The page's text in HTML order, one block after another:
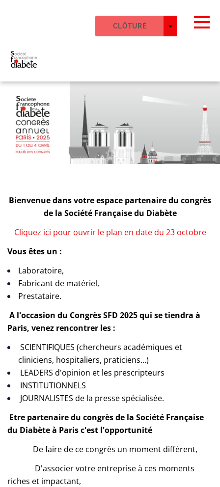
CLÔTURÉ TOGGLE
COLLOQUIUM
Bienvenue dans votre espace partenaire du congrès
de la Société Française du Diabète
Cliquez ici pour ouvrir le plan en date du 23 octobre
Vous êtes un :
Laboratoire,
Fabricant de matériel,
Prestataire.
A l'occasion du Congrès SFD 2025 qui se tiendra à
Paris, venez rencontrer les :
SCIENTIFIQUES (chercheurs académiques et
cliniciens, hospitaliers, praticiens...)
LEADERS d'opinion et les prescripteurs
INSTITUTIONNELS
JOURNALISTES de la presse spécialisée.
Etre partenaire du congrès de la Société Française
du Diabète à Paris c'est l'opportunité
De faire de ce congrès un moment différent,
D'associer votre entreprise à ces moments
riches et impactant,